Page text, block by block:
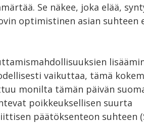
Se näkee, joka elää,
optimistinen asian suhteen
vaikuttaa, tämä
monilta tämän päivän
poikkeuksellisen suurta
päätöksenteon suhteen